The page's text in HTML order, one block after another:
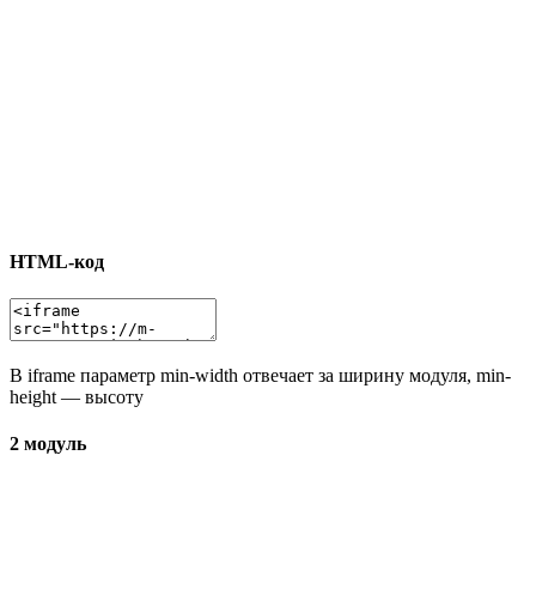
HTML-код
В iframe параметр min-width отвечает за ширину модуля, min-
height — высоту
2 модуль